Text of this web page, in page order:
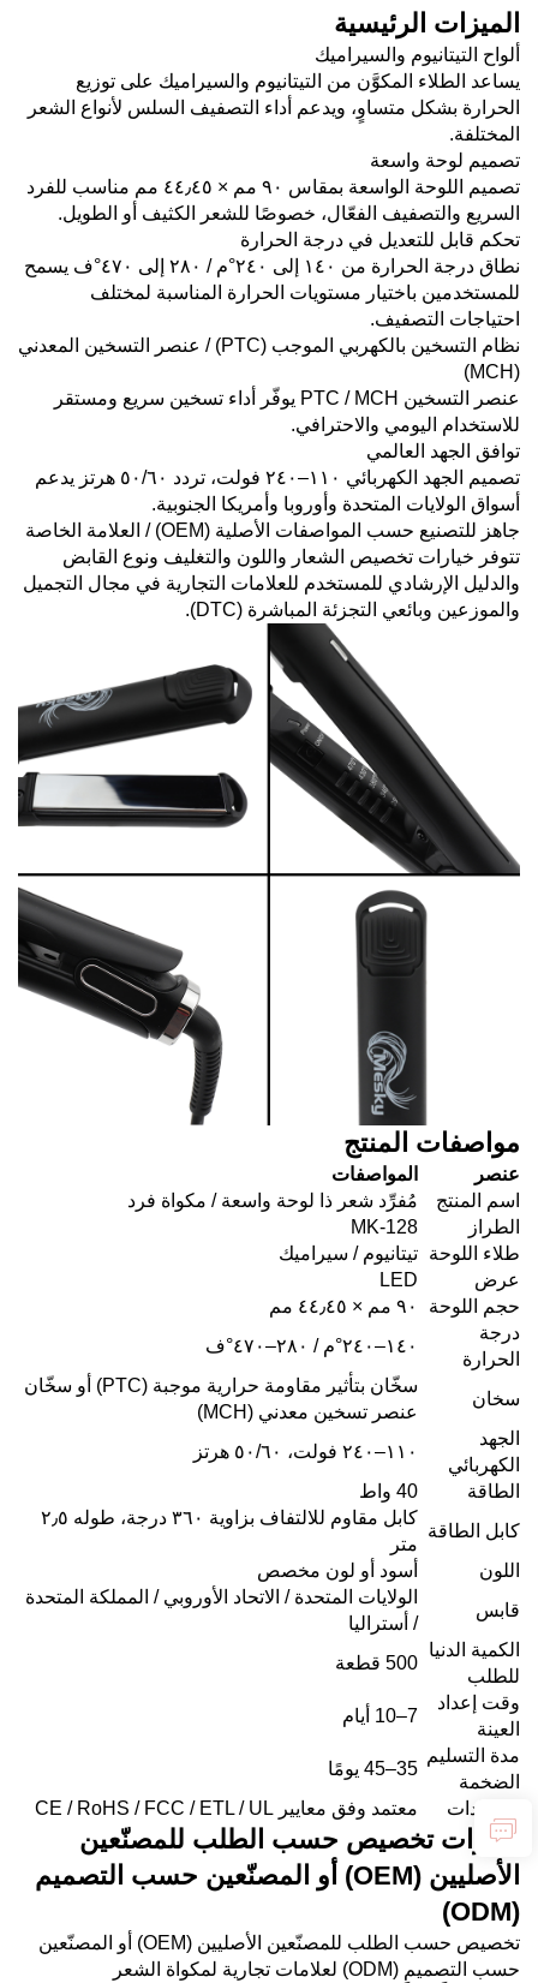
الميزات الرئيسية
ألواح التيتانيوم والسيراميك
يساعد الطلاء المكوَّن من التيتانيوم والسيراميك على توزيع
الحرارة بشكل متساوٍ، ويدعم أداء التصفيف السلس لأنواع الشعر
المختلفة.
تصميم لوحة واسعة
تصميم اللوحة الواسعة بمقاس ٩٠ مم × ٤٤٫٤٥ مم مناسب للفرد
السريع والتصفيف الفعّال، خصوصًا للشعر الكثيف أو الطويل.
تحكم قابل للتعديل في درجة الحرارة
نطاق درجة الحرارة من ١٤٠ إلى ٢٤٠°م / ٢٨٠ إلى ٤٧٠°ف يسمح
للمستخدمين باختيار مستويات الحرارة المناسبة لمختلف
احتياجات التصفيف.
نظام التسخين بالكهربي الموجب (PTC) / عنصر التسخين المعدني
(MCH)
عنصر التسخين PTC / MCH يوفّر أداء تسخين سريع ومستقر
للاستخدام اليومي والاحترافي.
توافق الجهد العالمي
تصميم الجهد الكهربائي ١١٠–٢٤٠ فولت، تردد ٥٠/٦٠ هرتز يدعم
أسواق الولايات المتحدة وأوروبا وأمريكا الجنوبية.
جاهز للتصنيع حسب المواصفات الأصلية (OEM) / العلامة الخاصة
تتوفر خيارات تخصيص الشعار واللون والتغليف ونوع القابض
والدليل الإرشادي للمستخدم للعلامات التجارية في مجال التجميل
والموزعين وبائعي التجزئة المباشرة (DTC).
مواصفات المنتج
عنصر
المواصفات
اسم المنتج
مُفرِّد شعر ذا لوحة واسعة / مكواة فرد
الطراز
MK-128
طلاء اللوحة تيتانيوم / سيراميك
عرض
LED
حجم اللوحة
٩٠ مم × ٤٤٫٤٥ مم
درجة
الحرارة
١٤٠–٢٤٠°م / ٢٨٠–٤٧٠°ف
سخان
سخّان بتأثير مقاومة حرارية موجبة (PTC) أو سخّان
عنصر تسخين معدني (MCH)
الجهد
الكهربائي
١١٠–٢٤٠ فولت، ٥٠/٦٠ هرتز
الطاقة
40 واط
كابل الطاقة
كابل مقاوم للالتفاف بزاوية ٣٦٠ درجة، طوله ٢٫٥
متر
اللون
أسود أو لون مخصص
قابس
الولايات المتحدة / الاتحاد الأوروبي / المملكة المتحدة
/ أستراليا
الكمية الدنيا
للطلب
500 قطعة
وقت إعداد
العينة
7–10 أيام
مدة التسليم
الضخمة
35–45 يومًا
الشهادات
معتمد وفق معايير CE / RoHS / FCC / ETL / UL
خيارات تخصيص حسب الطلب للمصنّعين
الأصليين (OEM) أو المصنّعين حسب التصميم
(ODM)
تخصيص حسب الطلب للمصنّعين الأصليين (OEM) أو المصنّعين
حسب التصميم (ODM) لعلامات تجارية لمكواة الشعر